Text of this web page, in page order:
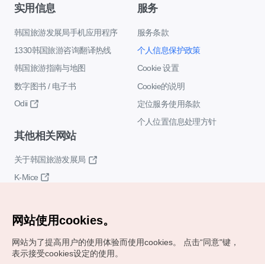
实用信息
韩国旅游发展局手机应用程序
1330韩国旅游咨询翻译热线
韩国旅游指南与地图
数字图书 / 电子书
Odii
服务
服务条款
个人信息保护政策
Cookie 设置
Cookie的说明
定位服务使用条款
个人位置信息处理方针
其他相关网站
关于韩国旅游发展局
K-Mice
网站使用cookies。
网站为了提高用户的使用体验而使用cookies。
点击“同意"键，
表示接受cookies设定的使用。